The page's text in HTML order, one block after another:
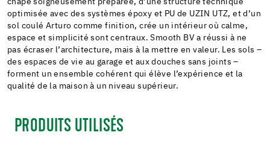
chape soigneusement préparée, d’une structure technique
optimisée avec des systèmes époxy et PU de UZIN UTZ, et d’un
sol coulé Arturo comme finition, crée un intérieur où calme,
espace et simplicité sont centraux. Smooth BV a réussi à ne
pas écraser l’architecture, mais à la mettre en valeur. Les sols –
des espaces de vie au garage et aux douches sans joints –
forment un ensemble cohérent qui élève l’expérience et la
qualité de la maison à un niveau supérieur.
PRODUITS UTILISÉS